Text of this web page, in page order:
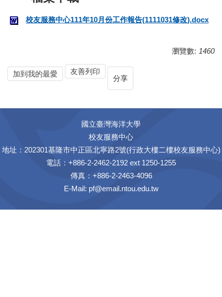
校友服務中心111年10月份工作報告(1111031修改).docx
瀏覽數: 1460
加到我的最愛
友善列印
分享
國立臺灣海洋大學
校友服務中心
地址：202301基隆市中正區北寧路2號(行政大樓二樓校友服務中心)
電話：+886-2-2462-2192 ext 1250-1255
傳真：+886-2-2463-4096
E-Mail: pf@email.ntou.edu.tw